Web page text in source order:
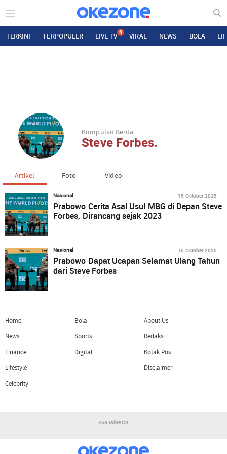
TERKINI TERPOPULER LIVE TV N VIRAL NEWS BOLA
Kumpulan Berita
Steve Forbes.
Artikel Foto Video
Nasional 15 October 2025
Prabowo Cerita Asal Usul MBG di Depan Steve
Forbes, Dirancang sejak 2023
Nasional 15 October 2025
Prabowo Dapat Ucapan Selamat Ulang Tahun
dari Steve Forbes
Home
News
Finance
Lifestyle
Celebrity
Bola
Sports
Digital
About Us
Redaksi
Kotak Pos
Disclaimer
Available On